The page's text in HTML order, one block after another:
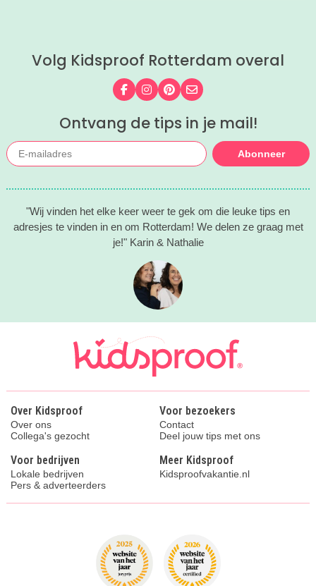
natuurlijk graag met je!
Volg Kidsproof Rotterdam overal
Volg ons op Facebook
Volg ons op Instagram
Volg ons op Pinterest
Mail ons
Ontvang de tips in je mail!
Abonneer
"Wij vinden het elke keer weer te gek om die leuke tips en
adresjes te vinden in en om Rotterdam! We delen ze graag met
je!" Karin & Nathalie
Over Kidsproof
Over ons
Collega's gezocht
Voor bezoekers
Contact
Deel jouw tips met ons
Voor bedrijven
Lokale bedrijven
Pers & adverteerders
Meer Kidsproof
Kidsproofvakantie.nl